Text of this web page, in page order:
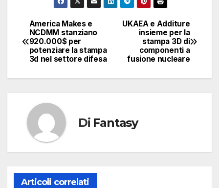
Navigazione
articoli
UKAEA e Additure
insieme per la
stampa 3D di
componenti a
fusione nucleare
America Makes e
NCDMM stanziano
920.000$ per
potenziare la stampa
3d nel settore difesa
Di Fantasy
Articoli correlati